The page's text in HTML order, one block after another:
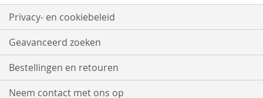
Privacy- en cookiebeleid
Geavanceerd zoeken
Bestellingen en retouren
Neem contact met ons op